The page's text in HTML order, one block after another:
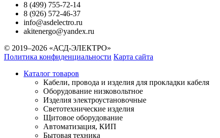
8 (499) 755-72-14
8 (926) 572-46-37
info@asdelectro.ru
akitenergo@yandex.ru
© 2019–2026 «АСД-ЭЛЕКТРО»
Политика конфиденциальности Карта сайта
Каталог товаров
Кабели, провода и изделия для прокладки кабеля
Оборудование низковольтное
Изделия электроустановочные
Светотехнические изделия
Щитовое оборудование
Автоматизация, КИП
Бытовая техника